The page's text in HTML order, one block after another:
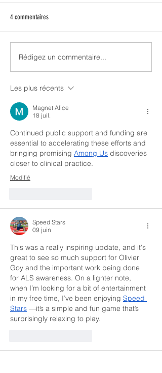
66 Minutes m'a suivi dans la Silicon
Valley. C'est en ligne.
4 commentaires
Rédigez un commentaire...
Les plus récents
Magnet Alice
18 juil.
Continued public support and funding are
essential to accelerating these efforts and
bringing promising Among Us discoveries
closer to clinical practice.
Modifié
Speed Stars
09 juin
This was a really inspiring update, and it's
great to see so much support for Olivier
Goy and the important work being done
for ALS awareness. On a lighter note,
when I’m looking for a bit of entertainment
in my free time, I’ve been enjoying Speed
Stars —it’s a simple and fun game that’s
surprisingly relaxing to play.